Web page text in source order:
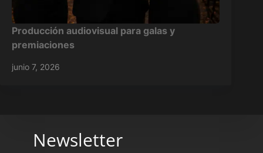
Producción audiovisual para galas y
premiaciones
junio 7, 2026
Newsletter